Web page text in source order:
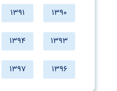
1390
1391
1393
1394
1396
1397